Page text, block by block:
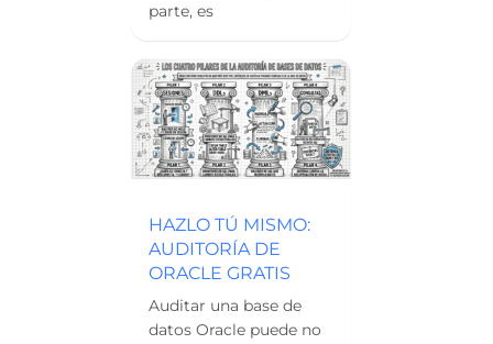
parte, es
HAZLO TÚ MISMO:
AUDITORÍA DE
ORACLE GRATIS
Auditar una base de
datos Oracle puede no